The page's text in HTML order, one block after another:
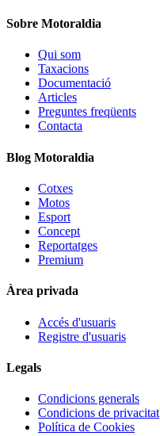
Sobre Motoraldia
Qui som
Taxacions
Documentació
Articles
Preguntes freqüents
Contacta
Blog Motoraldia
Cotxes
Motos
Esport
Concept
Reportatges
Premium
Àrea privada
Accés d'usuaris
Registre d'usuaris
Legals
Condicions generals
Condicions de privacitat
Política de Cookies